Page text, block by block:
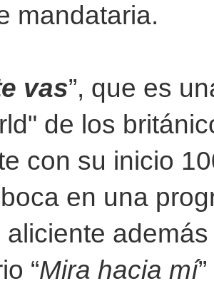
mandataria.
vas”, que es
de los
con su inicio
en una
aliciente
“Mira hacia mí